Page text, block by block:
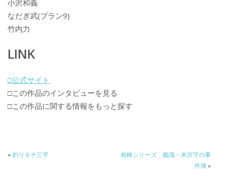
小沢和義
なだぎ武(プラン9)
竹内力
LINK
□公式サイト
□この作品のインタビューを見る
□この作品に関する情報をもっと探す
« 釣りキチ三平
相棒シリーズ 鑑識・米沢守の事
件簿»